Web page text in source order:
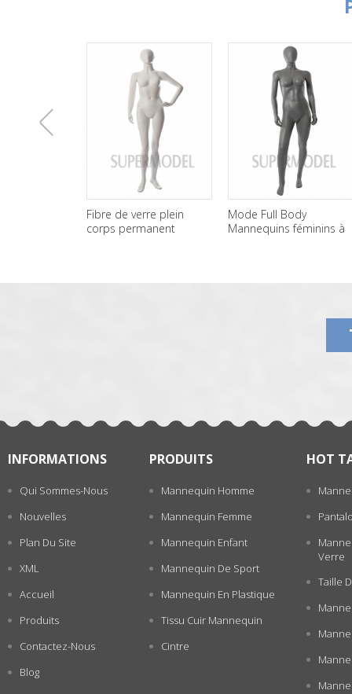
Fibre de verre plein
corps permanent
Mode Full Body
Mannequins féminins à
INFORMATIONS
Qui Sommes-Nous
Nouvelles
Plan Du Site
XML
Accueil
Produits
Contactez-Nous
Blog
PRODUITS
Mannequin Homme
Mannequin Femme
Mannequin Enfant
Mannequin De Sport
Mannequin En Plastique
Tissu Cuir Mannequin
Cintre
HOT
Verre
Taille